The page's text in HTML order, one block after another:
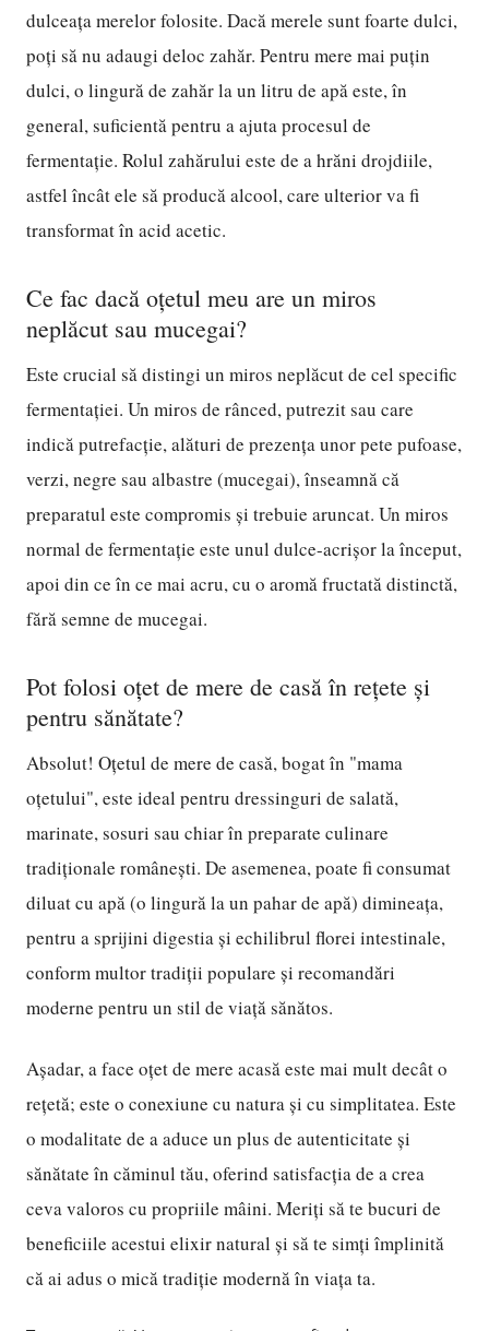
dulceața merelor folosite. Dacă merele sunt foarte dulci,
poți să nu adaugi deloc zahăr. Pentru mere mai puțin
dulci, o lingură de zahăr la un litru de apă este, în
general, suficientă pentru a ajuta procesul de
fermentație. Rolul zahărului este de a hrăni drojdiile,
astfel încât ele să producă alcool, care ulterior va fi
transformat în acid acetic.
Ce fac dacă oțetul meu are un miros
neplăcut sau mucegai?
Este crucial să distingi un miros neplăcut de cel specific
fermentației. Un miros de rânced, putrezit sau care
indică putrefacție, alături de prezența unor pete pufoase,
verzi, negre sau albastre (mucegai), înseamnă că
preparatul este compromis și trebuie aruncat. Un miros
normal de fermentație este unul dulce-acrișor la început,
apoi din ce în ce mai acru, cu o aromă fructată distinctă,
fără semne de mucegai.
Pot folosi oțet de mere de casă în rețete și
pentru sănătate?
Absolut! Oțetul de mere de casă, bogat în "mama
oțetului", este ideal pentru dressinguri de salată,
marinate, sosuri sau chiar în preparate culinare
tradiționale românești. De asemenea, poate fi consumat
diluat cu apă (o lingură la un pahar de apă) dimineața,
pentru a sprijini digestia și echilibrul florei intestinale,
conform multor tradiții populare și recomandări
moderne pentru un stil de viață sănătos.
Așadar, a face oțet de mere acasă este mai mult decât o
rețetă; este o conexiune cu natura și cu simplitatea. Este
o modalitate de a aduce un plus de autenticitate și
sănătate în căminul tău, oferind satisfacția de a crea
ceva valoros cu propriile mâini. Meriți să te bucuri de
beneficiile acestui elixir natural și să te simți împlinită
că ai adus o mică tradiție modernă în viața ta.